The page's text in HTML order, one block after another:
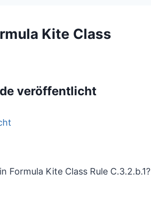
Kite Class
veröffentlicht
Formula Kite Class Rule C.3.2.b.1?